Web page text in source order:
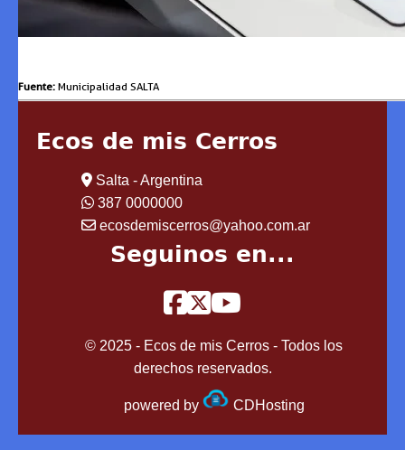
Fuente: Municipalidad SALTA
Ecos de mis Cerros
Salta - Argentina
387 0000000
ecosdemiscerros@yahoo.com.ar
Seguinos en...
© 2025 - Ecos de mis Cerros - Todos los
derechos reservados.
powered by CDHosting